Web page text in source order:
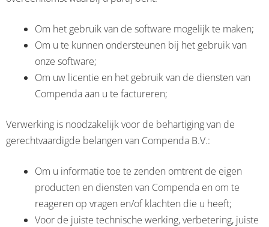
Om het gebruik van de software mogelijk te maken;
Om u te kunnen ondersteunen bij het gebruik van
onze software;
Om uw licentie en het gebruik van de diensten van
Compenda aan u te factureren;
Verwerking is noodzakelijk voor de behartiging van de
gerechtvaardigde belangen van Compenda B.V.:
Om u informatie toe te zenden omtrent de eigen
producten en diensten van Compenda en om te
reageren op vragen en/of klachten die u heeft;
Voor de juiste technische werking, verbetering, juiste